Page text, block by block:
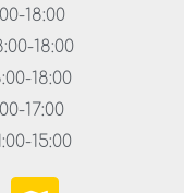
18:00
18:00
18:00
17:00
15:00